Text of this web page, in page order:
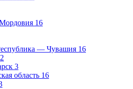
16
— Чувашия 16
3
область 16